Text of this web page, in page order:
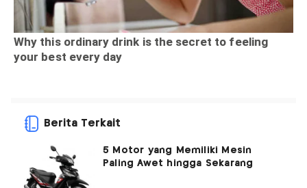
Berita Terkait
5 Motor yang Memiliki Mesin
Paling Awet hingga Sekarang